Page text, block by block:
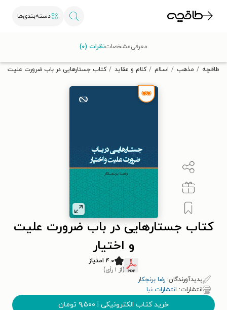
دسته‌بندی‌ها
تخفیف از طاقچه دریافت کن.
طاقچه مذهب اسلام کلام و عقاید کتاب جستارهایی در باب ضرورت علیت و
کتاب جستارهایی در باب ضرورت علیت
و اختیار
۴.۰ امتیاز
(از ۱ رأی)
پدیدآورندگان: رضا برنجکار
انتشارات: انتشارات نبا
خرید کتاب الکترونیکی | ۹,۵۰۰ تومان
معرفیمشخصاتنظرات (۰)